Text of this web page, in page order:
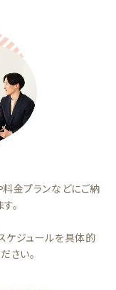
金プランなどにご納
。
ケジュールを具体的
さい。